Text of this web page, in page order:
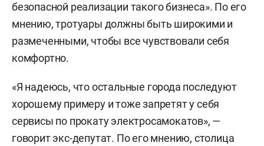
безопасной реализации такого бизнеса». По его
мнению, тротуары должны быть широкими и
размеченными, чтобы все чувствовали себя
комфортно.
«Я надеюсь, что остальные города последуют
хорошему примеру и тоже запретят у себя
сервисы по прокату электросамокатов», —
говорит экс-депутат. По его мнению, столица